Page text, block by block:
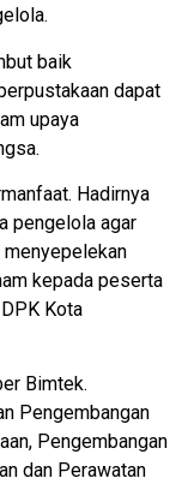
baik
dapat
upaya
Hadirnya
pengelola agar
kepada peserta
Kota
Bimtek.
Pengembangan
Pengembangan
dan Perawatan